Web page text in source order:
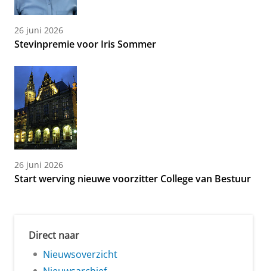
26 juni 2026
Stevinpremie voor Iris Sommer
26 juni 2026
Start werving nieuwe voorzitter College van Bestuur
Direct naar
Nieuwsoverzicht